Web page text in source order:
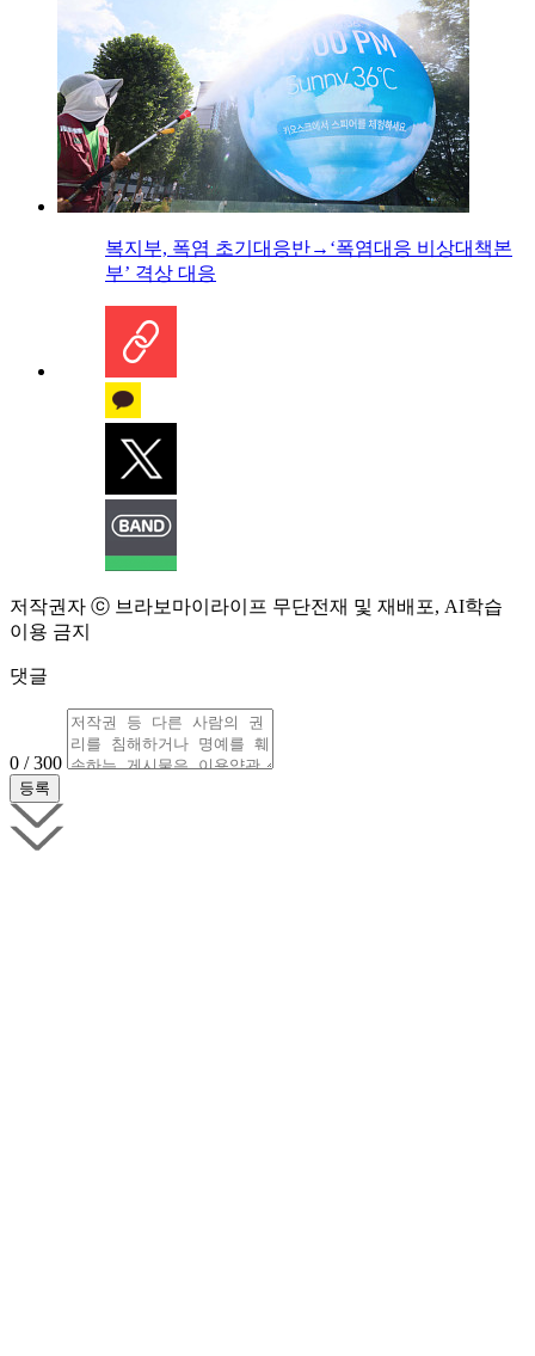
복지부, 폭염 초기대응반→‘폭염대응 비상대책본
부’ 격상 대응
저작권자 ⓒ 브라보마이라이프 무단전재 및 재배포, AI학습
이용 금지
댓글
0 / 300